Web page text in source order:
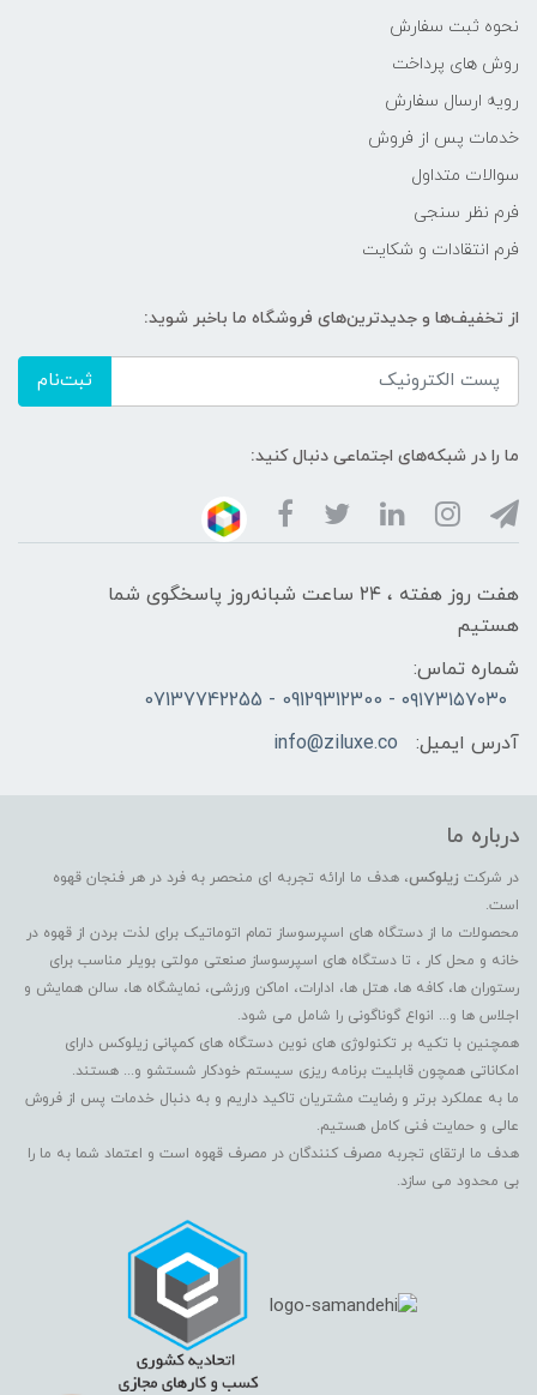
نحوه ثبت سفارش
روش های پرداخت
رویه ارسال سفارش
خدمات پس از فروش
سوالات متداول
فرم نظر سنجی
فرم انتقادات و شکایت
از تخفیف‌ها و جدیدترین‌های فروشگاه ما باخبر شوید:
ثبت‌نام
ما را در شبکه‌های اجتماعی دنبال کنید:
هفت روز هفته ، ۲۴ ساعت شبانه‌روز پاسخگوی شما
هستیم
شماره تماس:
۰۹۱۷۳۱۵۷۰۳۰ - 09129312300 - 07137742255
آدرس ایمیل:
info@ziluxe.co
درباره ما
در شرکت زیلوکس، هدف ما ارائه تجربه ای منحصر به فرد در هر فنجان قهوه
است.
محصولات ما از دستگاه های اسپرسوساز تمام اتوماتیک برای لذت بردن از قهوه در
خانه و محل کار ، تا دستگاه های اسپرسوساز صنعتی مولتی بویلر مناسب برای
رستوران ها، کافه ها، هتل ها، ادارات، اماکن ورزشی، نمایشگاه ها، سالن همایش و
اجلاس ها و... انواع گوناگونی را شامل می شود.
همچنین با تکیه بر تکنولوژی های نوین دستگاه های کمپانی زیلوکس دارای
امکاناتی همچون قابلیت برنامه ریزی سیستم خودکار شستشو و... هستند.
ما به عملکرد برتر و رضایت مشتریان تاکید داریم و به دنبال خدمات پس از فروش
عالی و حمایت فنی کامل هستیم.
هدف ما ارتقای تجربه مصرف کنندگان در مصرف قهوه است و اعتماد شما به ما را
بی محدود می سازد.